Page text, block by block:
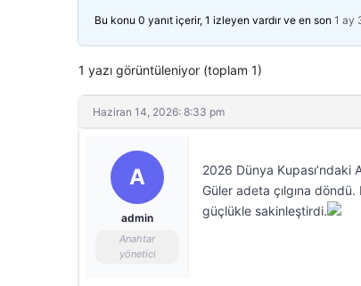
Bu konu 0 yanıt içerir, 1 izleyen vardır ve en son 1 ay
1 yazı görüntüleniyor (toplam 1)
Haziran 14, 2026: 8:33 pm
A
admin
Anahtar
yönetici
2026 Dünya Kupası’ndaki
Güler adeta çılgına
güçlükle sakinleştirdi.